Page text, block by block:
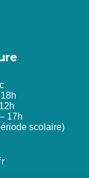
17h
scolaire)